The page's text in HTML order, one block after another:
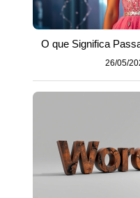
O que Significa
26/05/